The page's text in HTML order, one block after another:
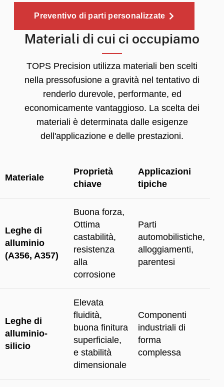
Preventivo di parti personalizzate
Materiali di cui ci occupiamo
TOPS Precision utilizza materiali ben scelti
nella pressofusione a gravità nel tentativo di
renderlo durevole, performante, ed
economicamente vantaggioso. La scelta dei
materiali è determinata dalle esigenze
dell'applicazione e delle prestazioni.
Materiale
Proprietà
chiave
Applicazioni
tipiche
Leghe di
alluminio
(A356, A357)
Buona forza,
Ottima
castabilità,
resistenza
alla
corrosione
Parti
automobilistiche,
alloggiamenti,
parentesi
Leghe di
alluminio-
silicio
Elevata
fluidità,
buona finitura
superficiale,
e stabilità
dimensionale
Componenti
industriali di
forma
complessa